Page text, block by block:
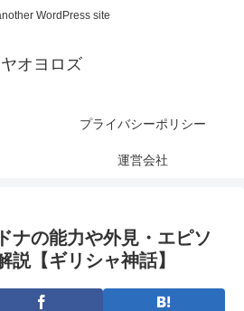
WordPress site
ヤオヨロズ
プライバシーポリシー
運営会社
ナの能力や外見・エピソ
説【ギリシャ神話】